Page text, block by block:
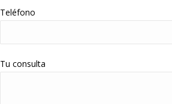
Teléfono
Tu consulta